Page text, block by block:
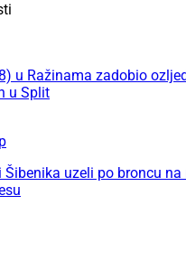
u Ražinama zadobio
u Split
Šibenika uzeli po broncu